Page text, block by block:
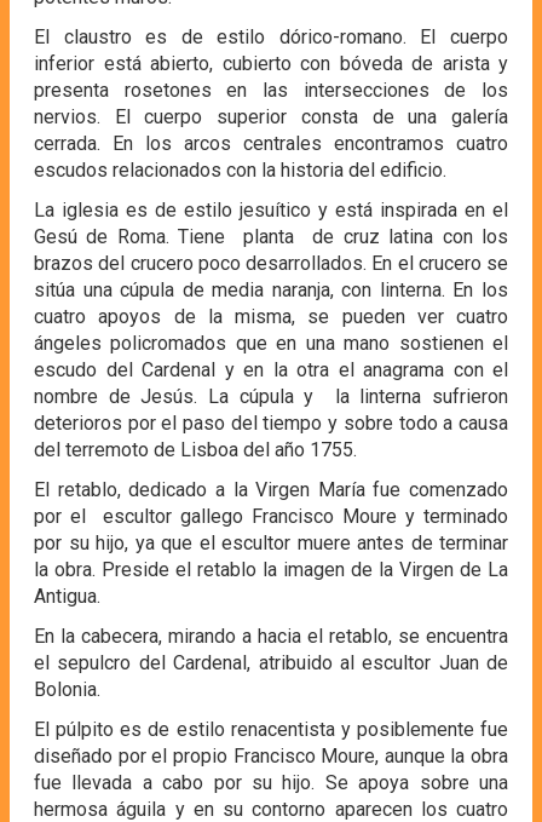
El claustro es de estilo dórico-romano. El cuerpo
inferior está abierto, cubierto con bóveda de arista y
presenta rosetones en las intersecciones de los
nervios. El cuerpo superior consta de una galería
cerrada. En los arcos centrales encontramos cuatro
escudos relacionados con la historia del edificio.
La iglesia es de estilo jesuítico y está inspirada en el
Gesú de Roma. Tiene planta de cruz latina con los
brazos del crucero poco desarrollados. En el crucero se
sitúa una cúpula de media naranja, con linterna. En los
cuatro apoyos de la misma, se pueden ver cuatro
ángeles policromados que en una mano sostienen el
escudo del Cardenal y en la otra el anagrama con el
nombre de Jesús. La cúpula y la linterna sufrieron
deterioros por el paso del tiempo y sobre todo a causa
del terremoto de Lisboa del año 1755.
El retablo, dedicado a la Virgen María fue comenzado
por el escultor gallego Francisco Moure y terminado
por su hijo, ya que el escultor muere antes de terminar
la obra. Preside el retablo la imagen de la Virgen de La
Antigua.
En la cabecera, mirando a hacia el retablo, se encuentra
el sepulcro del Cardenal, atribuido al escultor Juan de
Bolonia.
El púlpito es de estilo renacentista y posiblemente fue
diseñado por el propio Francisco Moure, aunque la obra
fue llevada a cabo por su hijo. Se apoya sobre una
hermosa águila y en su contorno aparecen los cuatro